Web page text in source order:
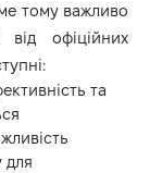
тому важливо
офіційних
та
для